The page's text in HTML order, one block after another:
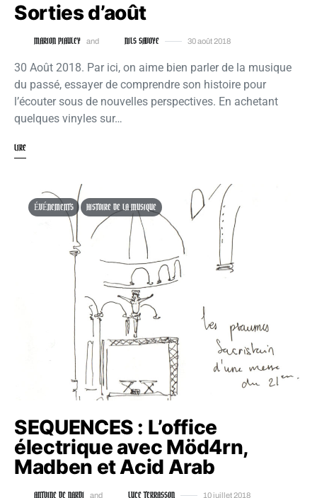
Sorties d’août
MARION PIAULEY and NILS SAVOYE 30 août 2018
30 Août 2018. Par ici, on aime bien parler de la musique
du passé, essayer de comprendre son histoire pour
l’écouter sous de nouvelles perspectives. En achetant
quelques vinyles sur…
LIRE
ÉVÉNEMENTS HISTOIRE DE LA MUSIQUE
SEQUENCES : L’office
électrique avec Möd4rn,
Madben et Acid Arab
and 10 juillet 2018